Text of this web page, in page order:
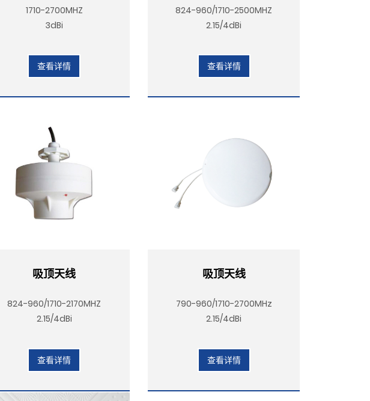
1710-2700MHZ
3dBi
查看详情
824-960/1710-2500MHZ
2.15/4dBi
查看详情
吸顶天线
824-960/1710-2170MHZ
2.15/4dBi
查看详情
吸顶天线
790-960/1710-2700MHz
2.15/4dBi
查看详情